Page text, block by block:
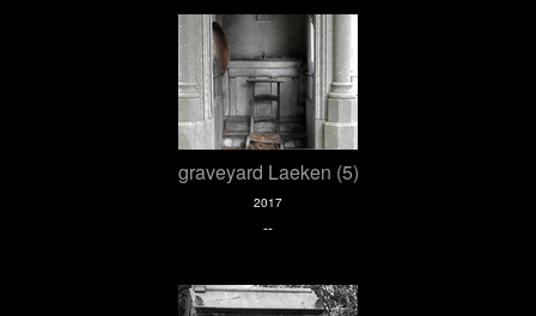
graveyard Laeken (5)
2017
--